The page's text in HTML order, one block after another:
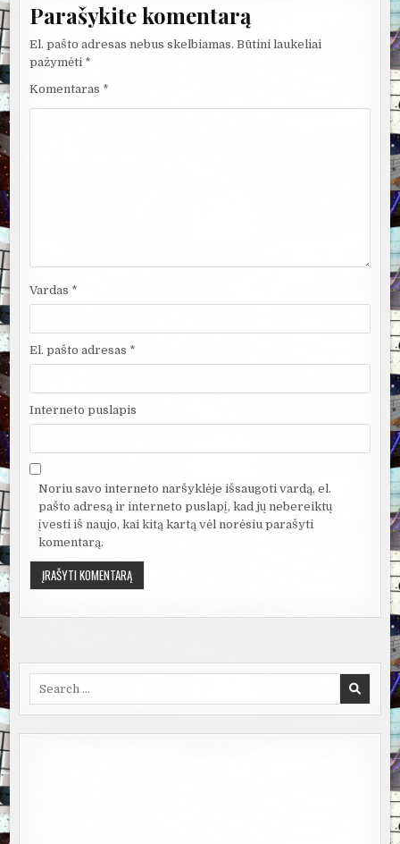
Parašykite komentarą
El. pašto adresas nebus skelbiamas. Būtini laukeliai
pažymėti *
Komentaras *
Vardas *
El. pašto adresas *
Interneto puslapis
Noriu savo interneto naršyklėje išsaugoti vardą, el.
pašto adresą ir interneto puslapį, kad jų nebereiktų
įvesti iš naujo, kai kitą kartą vėl norėsiu parašyti
komentarą.